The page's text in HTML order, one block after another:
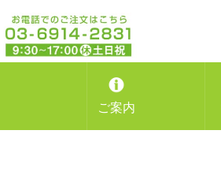
ご案内